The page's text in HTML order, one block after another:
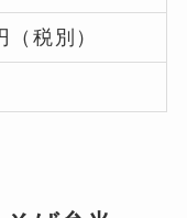
（税別）